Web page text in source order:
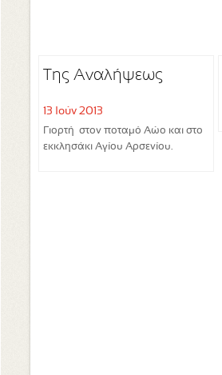
Της Αναλήψεως
13 Ιούν 2013
Γιορτή στον ποταμό Αώο και στο
εκκλησάκι Αγίου Αρσενίου.